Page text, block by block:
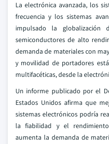
La electrónica avanzada, los
frecuencia y los sistemas
impulsado la globalización
semiconductores de alto
demanda de materiales con
y movilidad de portadores
multifacéticas, desde la
Un informe publicado por el
Estados Unidos afirma que
sistemas electrónicos podría
la fiabilidad y el
aumenta la demanda de